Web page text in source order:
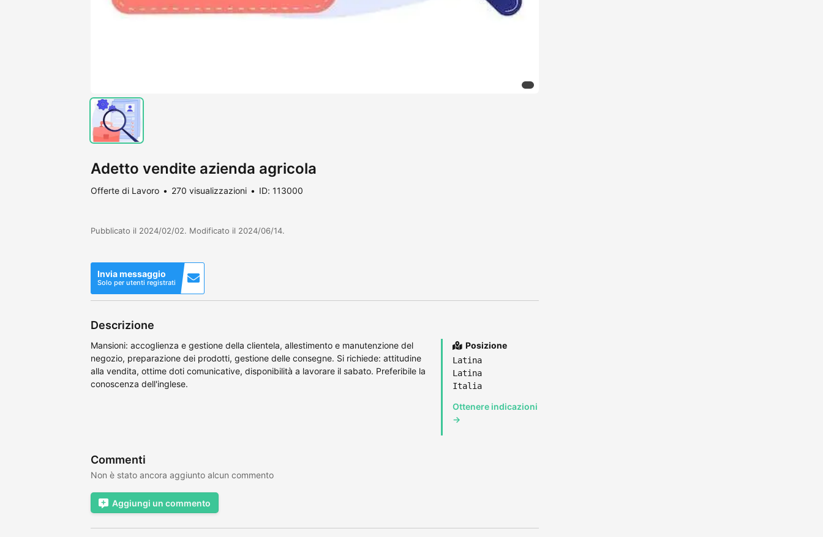
Adetto vendite azienda agricola
Offerte di Lavoro 270 visualizzazioni ID: 113000
Pubblicato il 2024/02/02. Modificato il 2024/06/14.
Invia messaggio
Solo per utenti registrati
Descrizione
Mansioni: accoglienza e gestione della clientela, allestimento e manutenzione del
negozio, preparazione dei prodotti, gestione delle consegne. Si richiede: attitudine
alla vendita, ottime doti comunicative, disponibilità a lavorare il sabato. Preferibile la
conoscenza dell'inglese.
Posizione
Latina
Latina
Italia
Ottenere indicazioni
→
Commenti
Non è stato ancora aggiunto alcun commento
Aggiungi un commento